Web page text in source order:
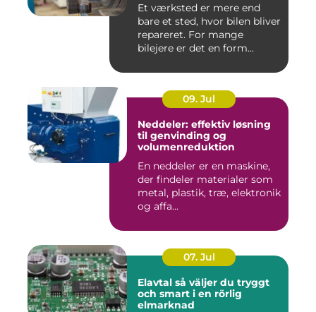
Et værksted er mere end
bare et sted, hvor bilen bliver
repareret. For mange
bilejere er det en form...
09. Jul
Neddeler: effektiv løsning
til genvinding og
volumenreduktion
En neddeler er en maskine,
der findeler materialer som
metal, plastik, træ, elektronik
og affa...
07. Jul
Elavtal så väljer du tryggt
och smart i en rörlig
elmarknad